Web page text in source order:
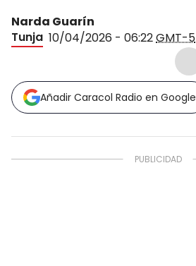
Narda Guarín
Tunja 10/04/2026 - 06:22GMT-5
Añadir Caracol Radio en Google